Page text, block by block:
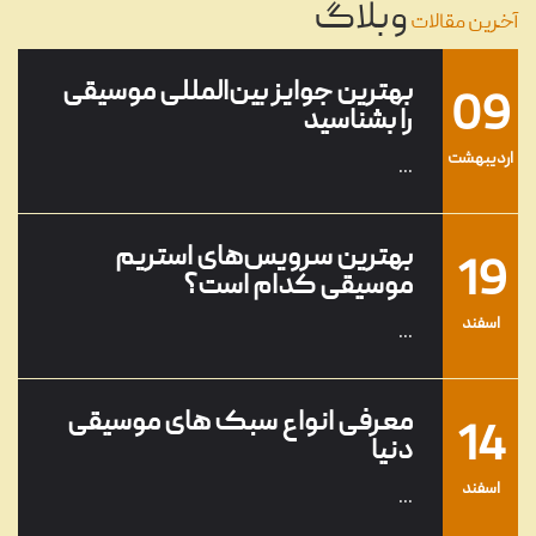
آخرین مقالاتوبلاگ
09
ارديبهشت
بهترین جوایز بین‌المللی موسیقی
را بشناسید
...
19
اسفند
بهترین سرویس‌های استریم
موسیقی کدام است؟
...
14
اسفند
معرفی انواع سبک های موسیقی
دنیا
...